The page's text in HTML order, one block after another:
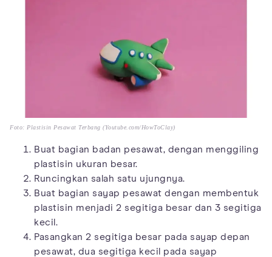
Foto: Plastisin Pesawat Terbang (Youtube.com/HowToClay)
Buat bagian badan pesawat, dengan menggiling
plastisin ukuran besar.
Runcingkan salah satu ujungnya.
Buat bagian sayap pesawat dengan membentuk
plastisin menjadi 2 segitiga besar dan 3 segitiga
kecil.
Pasangkan 2 segitiga besar pada sayap depan
pesawat, dua segitiga kecil pada sayap